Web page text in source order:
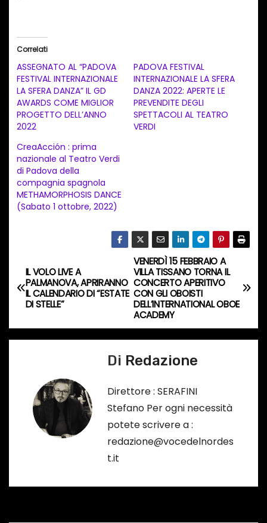
a
m
e
n
t
o
i
n
c
o
…
Correlati
ASSEGNATO AL “PADOVA
FESTIVAL INTERNAZIONALE
LA SFERA DANZA” IL GD
AWARDS COME MIGLIOR
PROGETTO DELL’ANNO
2022
PADOVA FESTIVAL
INTERNAZIONALE LA SFERA
DANZA 2022: APERTE LE
PREVENDITE DEGLI
SPETTACOLI AL TEATRO
VERDI
CreaAcción : prima
nazionale al Teatro Verdi
di Padova della
compagnia spagnola
METHAMORPHOSIS DANCE
(Sabato 1 ottobre, 2022)
N
a
i
n
VENERDÌ 15 FEBBRAIO A
VILLA TISSANO TORNA IL
CONCERTO APERITIVO
CON GLI OBOISTI
DELL’INTERNATIONAL OBOE
ACADEMY
IL VOLO LIVE A
PALMANOVA, APRIRANNO
IL CALENDARIO DI “ESTATE
DI STELLE”
Di Redazione
Direttore : SERAFINI
Stefano Per ogni necessità
potete scrivere a :
redazione@vocedelnordes
t.it